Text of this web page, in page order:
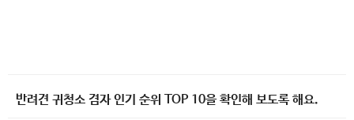
반려견 귀청소 겸자 인기 순위 TOP 10을 확인해 보도록 해요.